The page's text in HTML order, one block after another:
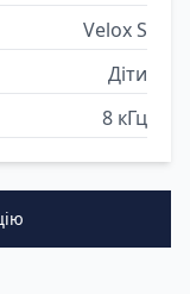
Velox S
Діти
8 кГц